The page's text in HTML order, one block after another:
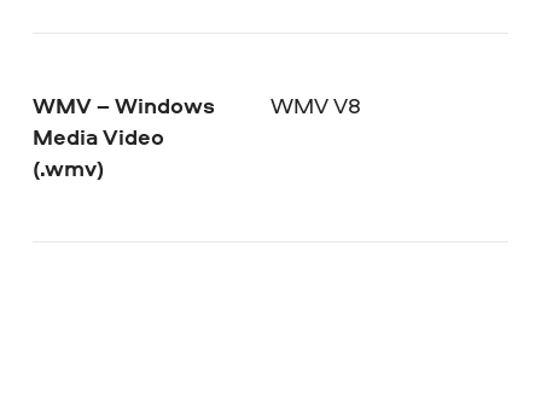
WMV – Windows
Media Video
(.wmv)
WMV V8